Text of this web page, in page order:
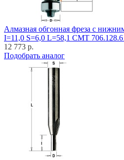
Алмазная обгонная фреза с
I=11,0 S=6,0 L=58,1 CMT
12 773 р.
Подобрать аналог